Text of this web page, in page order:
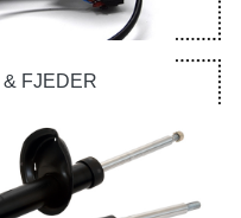
FJEDER